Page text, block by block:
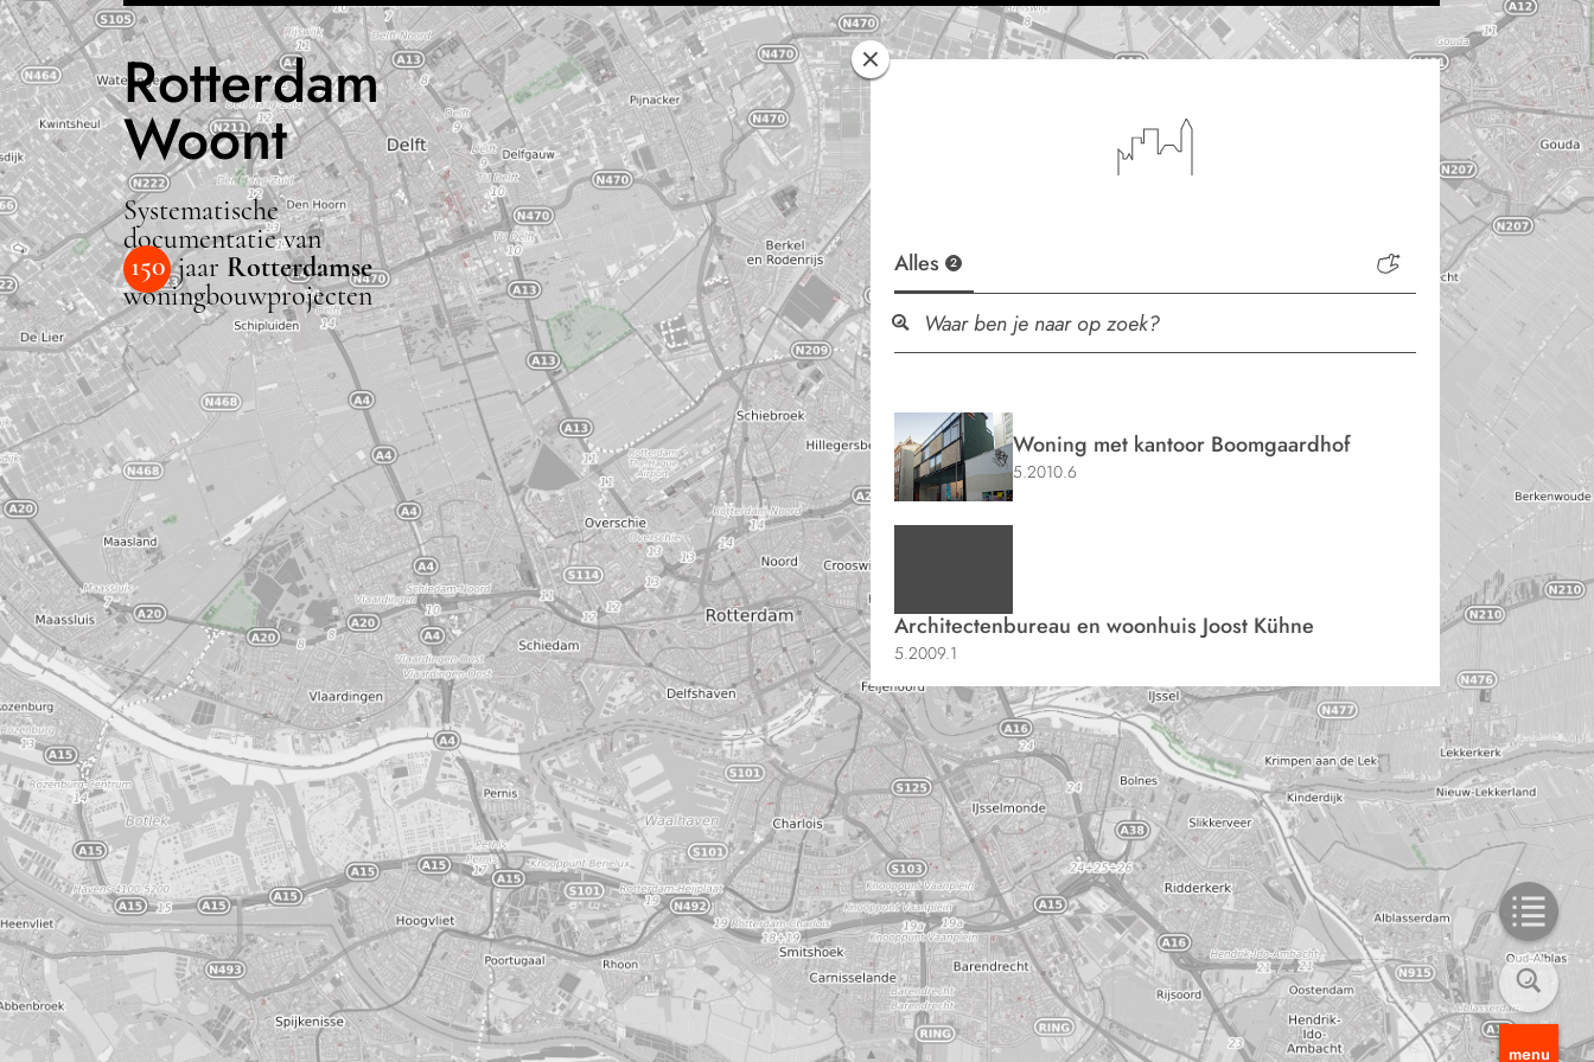
Rotterdam
Woont
Systematische
documentatie van
150jaar Rotterdamse
woningbouwprojecten
menu
Alles 2
Woning met kantoor Boomgaardhof
5.2010.6
Architectenbureau en woonhuis Joost Kühne
5.2009.1